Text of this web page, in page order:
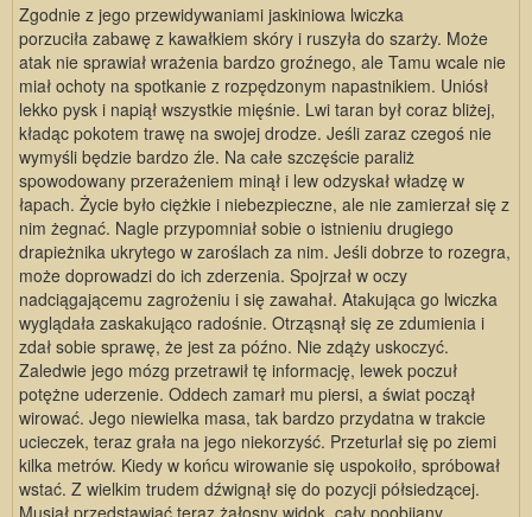
Zgodnie z jego przewidywaniami jaskiniowa lwiczka
porzuciła zabawę z kawałkiem skóry i ruszyła do szarży. Może
atak nie sprawiał wrażenia bardzo groźnego, ale Tamu wcale nie
miał ochoty na spotkanie z rozpędzonym napastnikiem. Uniósł
lekko pysk i napiął wszystkie mięśnie. Lwi taran był coraz bliżej,
kładąc pokotem trawę na swojej drodze. Jeśli zaraz czegoś nie
wymyśli będzie bardzo źle. Na całe szczęście paraliż
spowodowany przerażeniem minął i lew odzyskał władzę w
łapach. Życie było ciężkie i niebezpieczne, ale nie zamierzał się z
nim żegnać. Nagle przypomniał sobie o istnieniu drugiego
drapieżnika ukrytego w zaroślach za nim. Jeśli dobrze to rozegra,
może doprowadzi do ich zderzenia. Spojrzał w oczy
nadciągającemu zagrożeniu i się zawahał. Atakująca go lwiczka
wyglądała zaskakująco radośnie. Otrząsnął się ze zdumienia i
zdał sobie sprawę, że jest za późno. Nie zdąży uskoczyć.
Zaledwie jego mózg przetrawił tę informację, lewek poczuł
potężne uderzenie. Oddech zamarł mu piersi, a świat począł
wirować. Jego niewielka masa, tak bardzo przydatna w trakcie
ucieczek, teraz grała na jego niekorzyść. Przeturlał się po ziemi
kilka metrów. Kiedy w końcu wirowanie się uspokoiło, spróbował
wstać. Z wielkim trudem dźwignął się do pozycji półsiedzącej.
Musiał przedstawiać teraz żałosny widok, cały poobijany,